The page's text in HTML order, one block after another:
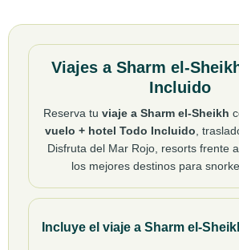
Viajes a Sharm el-
Incluido
Reserva tu viaje a Sharm el-Sheikh
vuelo + hotel Todo Incluido ,
Disfruta del Mar Rojo, resorts frente
los mejores destinos para
Incluye el viaje a Sharm el-